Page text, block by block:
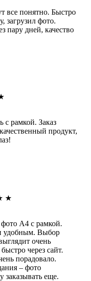
все понятно. Быстро
загрузил фото.
пару дней, качество
с рамкой. Заказ
продукт,
★
фото А4 с рамкой.
удобным. Выбор
очень
через сайт.
порадовало.
– фото
заказывать еще.